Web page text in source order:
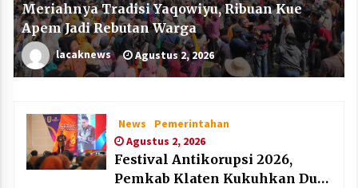
Meriahnya Tradisi Yaqowiyu, Ribuan Kue
Apem Jadi Rebutan Warga
lacaknews Agustus 2, 2026
News
Pemerintahan
Agustus 2, 2026
Festival Antikorupsi 2026,
Pemkab Klaten Kukuhkan Duta